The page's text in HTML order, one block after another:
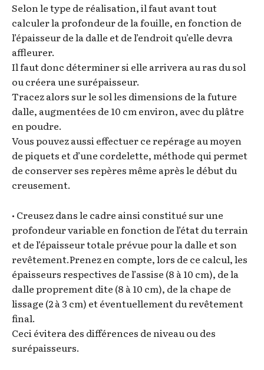
Selon le type de réalisation, il faut avant tout
calculer la profondeur de la fouille, en fonction de
l’épaisseur de la dalle et de l’endroit qu’elle devra
affleurer.
Il faut donc déterminer si elle arrivera au ras du sol
ou créera une surépaisseur.
Tracez alors sur le sol les dimensions de la future
dalle, augmentées de 10 cm environ, avec du plâtre
en poudre.
Vous pouvez aussi effectuer ce repérage au moyen
de piquets et d’une cordelette, méthode qui permet
de conserver ses repères même après le début du
creusement.
• Creusez dans le cadre ainsi constitué sur une
profondeur variable en fonction de l’état du terrain
et de l’épaisseur totale prévue pour la dalle et son
revêtement.Prenez en compte, lors de ce calcul, les
épaisseurs respectives de l’assise (8 à 10 cm), de la
dalle proprement dite (8 à 10 cm), de la chape de
lissage (2 à 3 cm) et éventuellement du revêtement
final.
Ceci évitera des différences de niveau ou des
surépaisseurs.